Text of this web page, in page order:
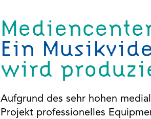
Ein
wird
Aufgrund des sehr hohen
Projekt professionelles